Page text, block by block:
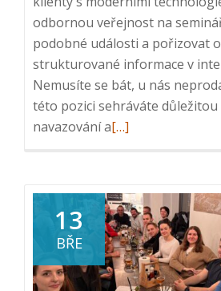
odbornou veřejnost na
podobné události a pořizovat
strukturované informace v
Nemusíte se bát, u nás
této pozici sehráváte
navazování aRead
telemarketingu
[…]
13
BŘE